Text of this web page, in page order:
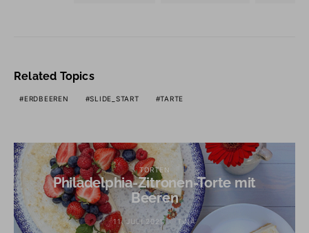
Related Topics
ERDBEEREN SLIDE_START TARTE
TORTEN
Philadelphia-Zitronen-Torte mit
Beeren
11. JULI 2021 TINA